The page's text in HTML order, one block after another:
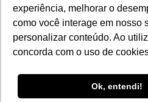
experiência, melhorar o
como você interage em nosso
personalizar conteúdo. Ao
concorda com o uso de
Ok, entendi!
Site
Super Visão Perícias e Vistorias